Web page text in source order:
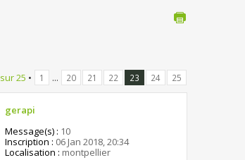
sur25 • 1 ... 20 21 22 23 24 25
gerapi
Message(s) : 10
Inscription : 06 Jan 2018, 20:34
Localisation : montpellier